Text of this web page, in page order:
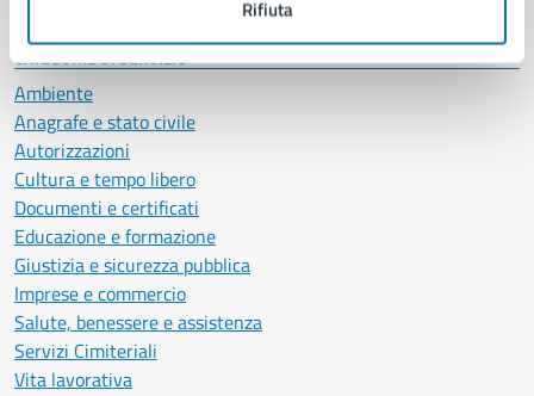
Rifiuta
CATEGORIE DI SERVIZIO
Ambiente
Anagrafe e stato civile
Autorizzazioni
Cultura e tempo libero
Documenti e certificati
Educazione e formazione
Giustizia e sicurezza pubblica
Imprese e commercio
Salute, benessere e assistenza
Servizi Cimiteriali
Vita lavorativa